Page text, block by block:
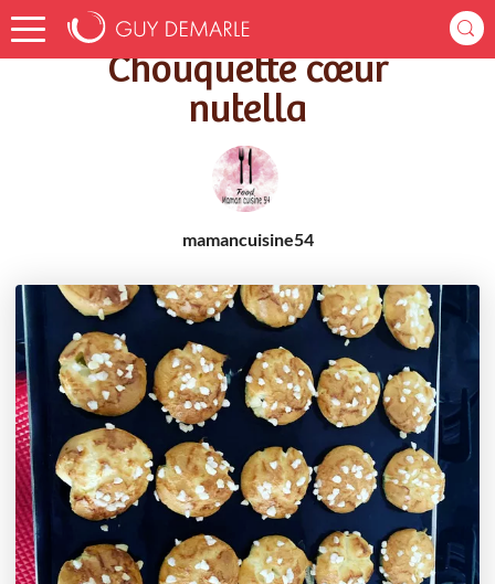
Accueil Recettes Chouquette cœur nutella
Chouquette cœur
nutella
mamancuisine54